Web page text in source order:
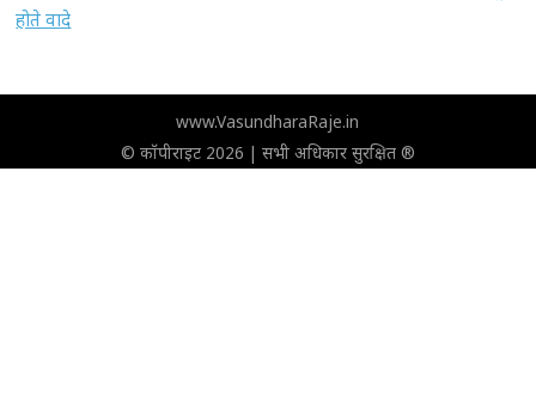
होते वादे
www.VasundharaRaje.in
© कॉपीराइट 2026 | सभी अधिकार सुरक्षित ®